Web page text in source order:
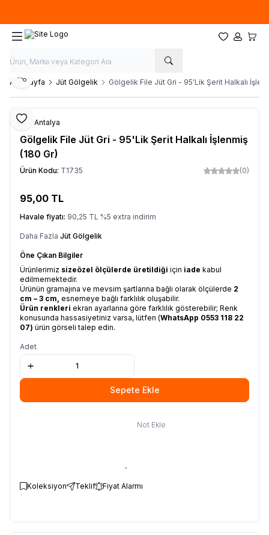
Favorilerim
Hesabım
Ana Sayfa Jüt Gölgelik Gölgelik File Jüt Gri - 95'Lik Şerit Halkalı
Favoriye Ekle
Paylaş
File Antalya
Gölgelik File Jüt Gri - 95'Lik Şerit Halkalı İşlenmiş
(180 Gr)
Ürün Kodu: T1735 (0)
95,00 TL
Havale fiyatı: 90,25 TL %5 extra indirim
Daha Fazla Jüt Gölgelik
Öne Çıkan Bilgiler
Ürünlerimiz sizeözel ölçülerde üretildiği için iade kabul
edilmemektedir.
Ürünün gramajına ve mevsim şartlarına bağlı olarak ölçülerde 2
cm – 3 cm, esnemeye bağlı farklılık oluşabilir.
Ürün renkleri ekran ayarlarına göre farklılık gösterebilir; Renk
konusunda hassasiyetiniz varsa, lütfen (WhatsApp 0553 118 22
07) ürün görseli talep edin.
Adet
Sepete Ekle
Not Ekle
Koleksiyon Teklif Fiyat Alarmı